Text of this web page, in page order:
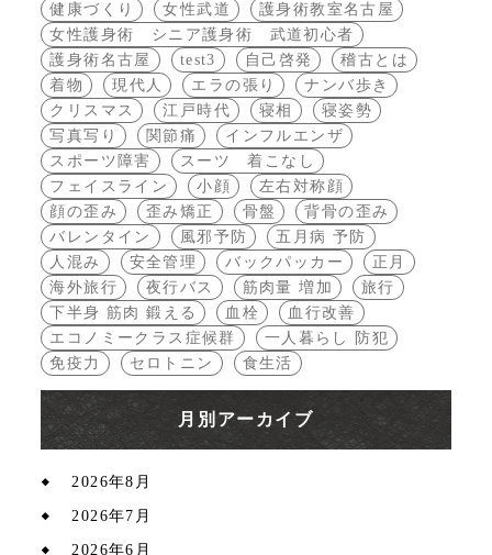
健康づくり
女性武道
護身術教室名古屋
女性護身術 シニア護身術 武道初心者
護身術名古屋
test3 自己啓発
稽古とは
着物
現代人 エラの張り
ナンバ歩き
クリスマス
江戸時代 寝相
寝姿勢
写真写り
関節痛
インフルエンザ
スポーツ障害
スーツ 着こなし
フェイスライン
小顔
左右対称顔
顔の歪み
歪み矯正 骨盤
背骨の歪み
バレンタイン
風邪予防
五月病 予防
人混み
安全管理 バックパッカー
正月
海外旅行
夜行バス 筋肉量 増加
旅行
下半身 筋肉 鍛える
血栓
血行改善
エコノミークラス症候群
一人暮らし 防犯
免疫力
セロトニン 食生活
月別アーカイブ
2026年8月
2026年7月
2026年6月